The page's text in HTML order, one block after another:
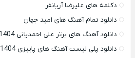
دکلمه های علیرضا آریانفر
دانلود تمام آهنگ های امید جهان
دانلود آهنگ های برتر علی احمدیانی 1404
دانلود پلی لیست آهنگ های پاییزی 1404